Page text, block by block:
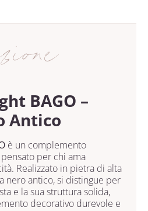
BAGO –
Antico
è un complemento
per chi ama
Realizzato in pietra di alta
nero antico, si distingue per
e la sua struttura solida,
decorativo durevole e